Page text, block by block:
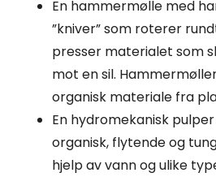
En hammermølle med
”kniver” som roterer
presser materialet som
mot en sil.
organisk materiale fra
En hydromekanisk
organisk, flytende og
hjelp av vann og ulike